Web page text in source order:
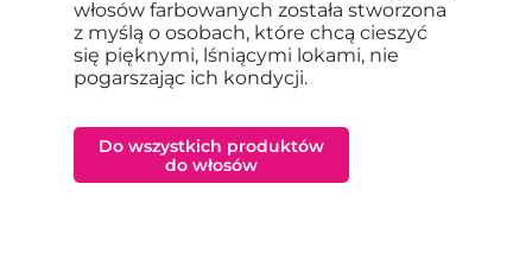
włosów farbowanych została stworzona
z myślą o osobach, które chcą cieszyć
się pięknymi, lśniącymi lokami, nie
pogarszając ich kondycji.
Do wszystkich produktów
do włosów